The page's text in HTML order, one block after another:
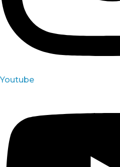
Youtube